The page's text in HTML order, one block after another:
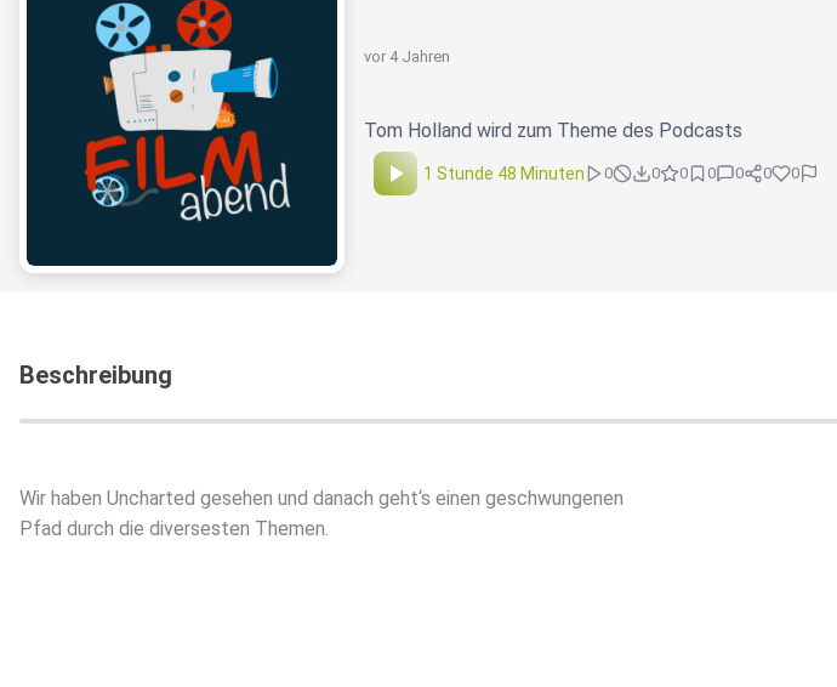
vor 4 Jahren
Tom Holland wird zum Theme des Podcasts
1 Stunde 48 Minuten 0 0 0 0 0 0 0
Beschreibung
Wir haben Uncharted gesehen und danach geht‘s einen geschwungenen
Pfad durch die diversesten Themen.